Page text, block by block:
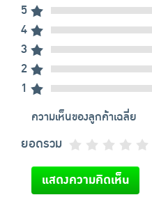
5
4
3
2
1
ความเห็นของลูกค้าเฉลี่ย
ยอดรวม
แสดงความคิดเห็น